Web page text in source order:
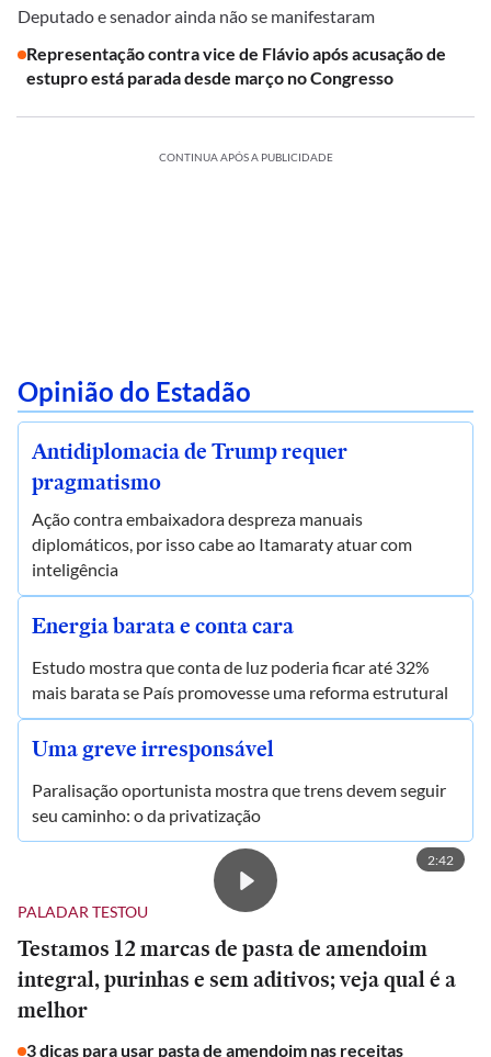
Deputado e senador ainda não se manifestaram
Representação contra vice de Flávio após acusação de
estupro está parada desde março no Congresso
CONTINUA APÓS A PUBLICIDADE
Opinião do Estadão
Antidiplomacia de Trump requer
pragmatismo
Ação contra embaixadora despreza manuais
diplomáticos, por isso cabe ao Itamaraty atuar com
inteligência
Energia barata e conta cara
Estudo mostra que conta de luz poderia ficar até 32%
mais barata se País promovesse uma reforma estrutural
Uma greve irresponsável
Paralisação oportunista mostra que trens devem seguir
seu caminho: o da privatização
2:42
PALADAR TESTOU
Testamos 12 marcas de pasta de amendoim
integral, purinhas e sem aditivos; veja qual é a
melhor
3 dicas para usar pasta de amendoim nas receitas